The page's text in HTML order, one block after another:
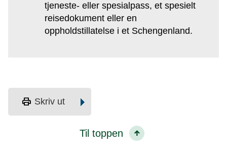
tjeneste- eller spesialpass, et spesielt
reisedokument eller en
oppholdstillatelse i et Schengenland.
print Skriv ut
Til toppen